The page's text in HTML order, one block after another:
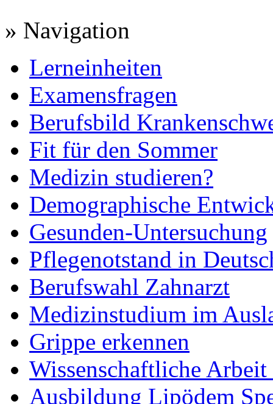
» Navigation
Lerneinheiten
Examensfragen
Berufsbild
Fit für den Sommer
Medizin studieren?
Demographische
Gesunden-Untersuchung
Pflegenotstand in
Berufswahl Zahnarzt
Medizinstudium im
Grippe erkennen
Wissenschaftliche
Ausbildung Lipödem